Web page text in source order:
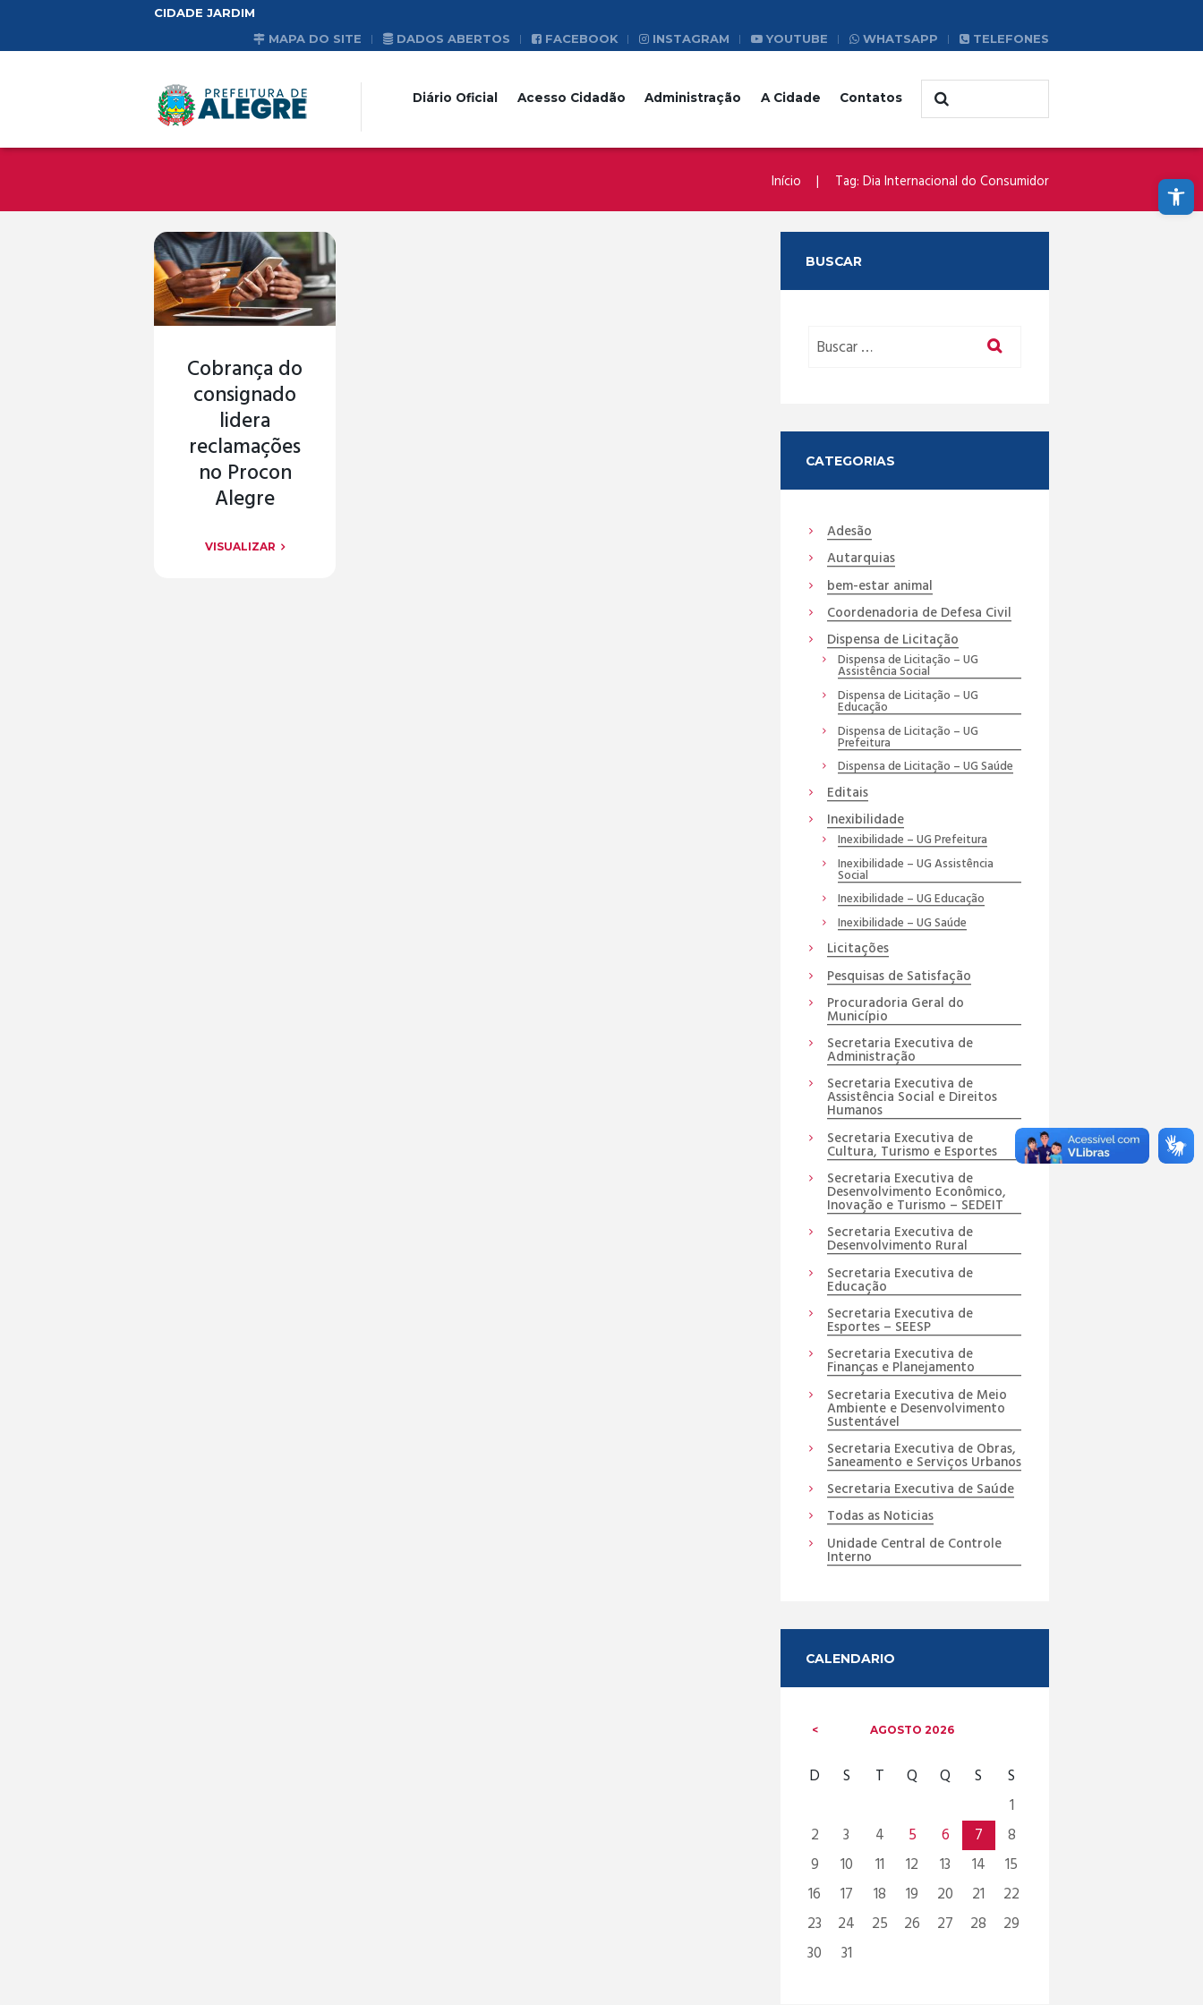
Abrir a barra de ferramentas
CIDADE JARDIM
MAPA DO SITE
DADOS ABERTOS FACEBOOK INSTAGRAM YOUTUBE WHATSAPP TELEFONES
Diário Oficial Acesso Cidadão Administração A Cidade Contatos
Início Tag: Dia Internacional do Consumidor
Cobrança do
consignado
lidera
reclamações
no Procon
Alegre
VISUALIZAR
BUSCAR
CATEGORIAS
Adesão
Autarquias
bem-estar animal
Coordenadoria de Defesa Civil
Dispensa de Licitação
Dispensa de Licitação – UG
Assistência Social
Dispensa de Licitação – UG
Educação
Dispensa de Licitação – UG
Prefeitura
Dispensa de Licitação – UG Saúde
Editais
Inexibilidade
Inexibilidade – UG Prefeitura
Inexibilidade – UG Assistência
Social
Inexibilidade – UG Educação
Inexibilidade – UG Saúde
Licitações
Pesquisas de Satisfação
Procuradoria Geral do
Município
Secretaria Executiva de
Administração
Secretaria Executiva de
Assistência Social e Direitos
Humanos
Secretaria Executiva de
Cultura, Turismo e Esportes
Secretaria Executiva de
Desenvolvimento Econômico,
Inovação e Turismo – SEDEIT
Secretaria Executiva de
Desenvolvimento Rural
Secretaria Executiva de
Educação
Secretaria Executiva de
Esportes – SEESP
Secretaria Executiva de
Finanças e Planejamento
Secretaria Executiva de Meio
Ambiente e Desenvolvimento
Sustentável
Secretaria Executiva de Obras,
Saneamento e Serviços Urbanos
Secretaria Executiva de Saúde
Todas as Noticias
Unidade Central de Controle
Interno
CALENDARIO
AGOSTO2026
D S T Q Q S
S
1
2
3 4 5 6 7
8
9
10 11 12 13 14
15
16
17 18 19 20 21
22
23
24 25 26 27 28
29
30
31